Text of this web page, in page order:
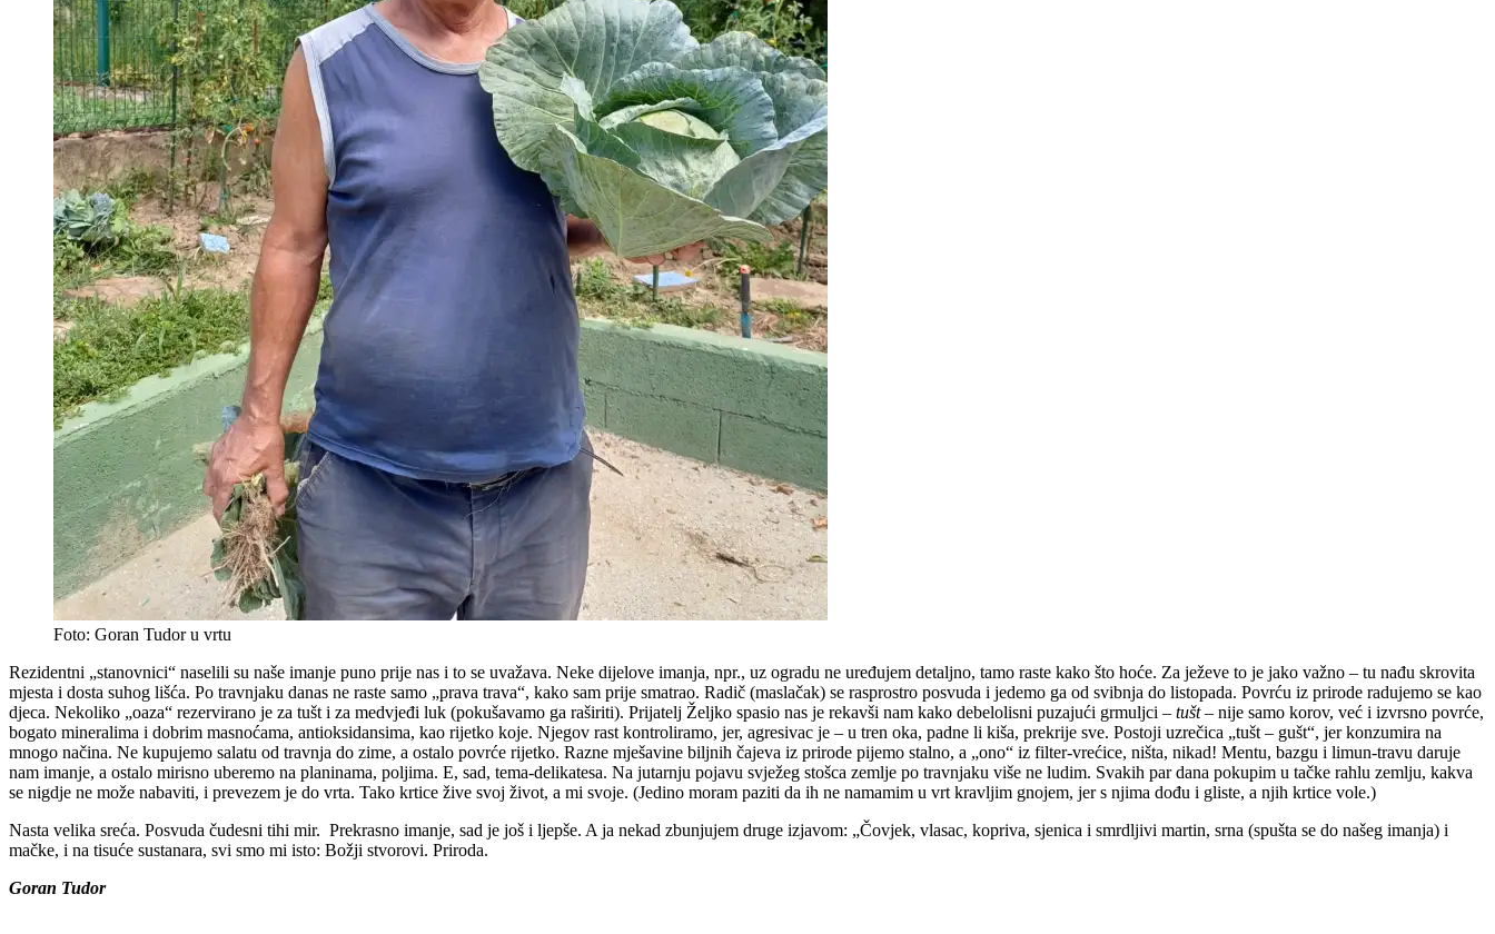
Foto: Goran Tudor u vrtu
Rezidentni „stanovnici“ naselili su naše imanje puno prije nas i to se uvažava. Neke dijelove imanja, npr., uz ogradu ne uređujem detaljno, tamo raste kako što hoće. Za ježeve to je jako važno – tu nađu skrovita
mjesta i dosta suhog lišća. Po travnjaku danas ne raste samo „prava trava“, kako sam prije smatrao. Radič (maslačak) se rasprostro posvuda i jedemo ga od svibnja do listopada. Povrću iz prirode radujemo se kao
djeca. Nekoliko „oaza“ rezervirano je za tušt i za medvjeđi luk (pokušavamo ga raširiti). Prijatelj Željko spasio nas je rekavši nam kako debelolisni puzajući grmuljci – tušt– nije samo korov, već i izvrsno povrće,
bogato mineralima i dobrim masnoćama, antioksidansima, kao rijetko koje. Njegov rast kontroliramo, jer, agresivac je – u tren oka, padne li kiša, prekrije sve. Postoji uzrečica „tušt – gušt“, jer konzumira na
mnogo načina. Ne kupujemo salatu od travnja do zime, a ostalo povrće rijetko. Razne mješavine biljnih čajeva iz prirode pijemo stalno, a „ono“ iz filter-vrećice, ništa, nikad! Mentu, bazgu i limun-travu daruje
nam imanje, a ostalo mirisno uberemo na planinama, poljima. E, sad, tema-delikatesa. Na jutarnju pojavu svježeg stošca zemlje po travnjaku više ne ludim. Svakih par dana pokupim u tačke rahlu zemlju, kakva
se nigdje ne može nabaviti, i prevezem je do vrta. Tako krtice žive svoj život, a mi svoje. (Jedino moram paziti da ih ne namamim u vrt kravljim gnojem, jer s njima dođu i gliste, a njih krtice vole.)
Nasta velika sreća. Posvuda čudesni tihi mir. Prekrasno imanje, sad je još i ljepše. A ja nekad zbunjujem druge izjavom: „Čovjek, vlasac, kopriva, sjenica i smrdljivi martin, srna (spušta se do našeg imanja) i
mačke, i na tisuće sustanara, svi smo mi isto: Božji stvorovi. Priroda.
Goran Tudor